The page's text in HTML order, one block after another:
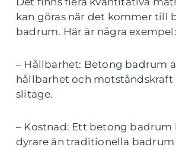
kan göras när det kommer till
badrum. Här är några exempel:
– Hållbarhet: Betong badrum
hållbarhet och
slitage.
– Kostnad: Ett betong badrum
dyrare än traditionella